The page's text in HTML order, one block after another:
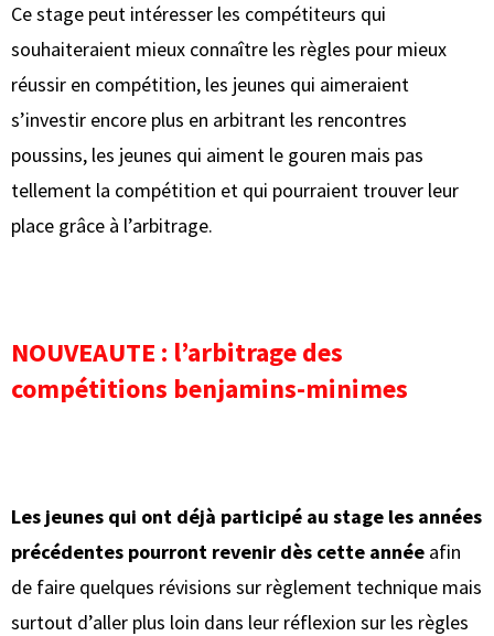
Ce stage peut intéresser les compétiteurs qui
souhaiteraient mieux connaître les règles pour mieux
réussir en compétition, les jeunes qui aimeraient
s’investir encore plus en arbitrant les rencontres
poussins, les jeunes qui aiment le gouren mais pas
tellement la compétition et qui pourraient trouver leur
place grâce à l’arbitrage.
NOUVEAUTE : l’arbitrage des
compétitions benjamins-minimes
Les jeunes qui ont déjà participé au stage les années
précédentes pourront revenir dès cette année afin
de faire quelques révisions sur règlement technique mais
surtout d’aller plus loin dans leur réflexion sur les règles